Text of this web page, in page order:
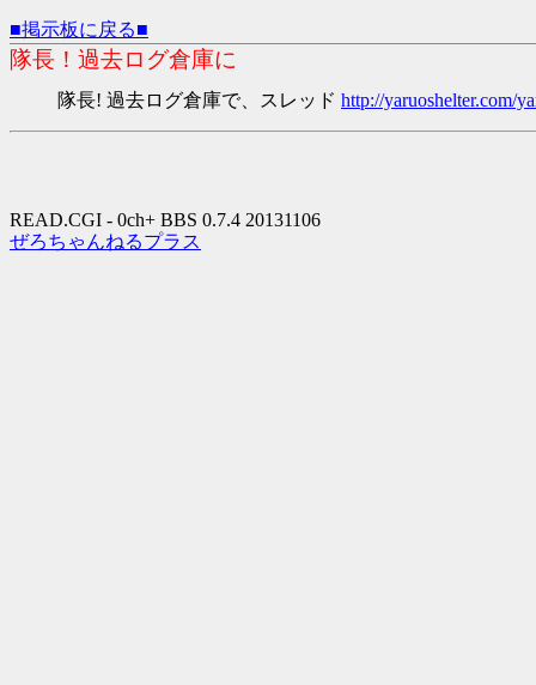
■掲示板に戻る■
隊長！過去ログ倉庫に
隊長! 過去ログ倉庫で、スレッド http://yaruoshelter.com/
READ.CGI - 0ch+ BBS 0.7.4 20131106
ぜろちゃんねるプラス